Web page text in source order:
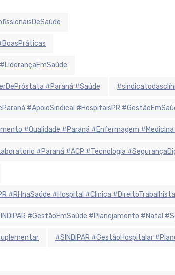
#Paraná #Saúde
#ApoioSindical #HospitaisPR
#Qualidade #Paraná #Enfermagem
#Paraná #ACP #Tecnologia
#RHnaSaúde #Hospital #Clinica
#GestãoEmSaúde #Planejamento #Natal
#SINDIPAR #GestãoHospitalar